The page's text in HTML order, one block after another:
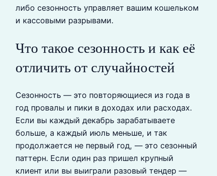
либо сезонность управляет вашим кошельком
и кассовыми разрывами.
Что такое сезонность и как её
отличить от случайностей
Сезонность — это повторяющиеся из года в
год провалы и пики в доходах или расходах.
Если вы каждый декабрь зарабатываете
больше, а каждый июль меньше, и так
продолжается не первый год, — это сезонный
паттерн. Если один раз пришел крупный
клиент или вы выиграли разовый тендер —